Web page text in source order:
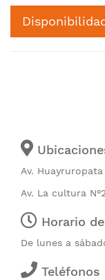
Av.
Av. La cultura
Horario
De lunes a
Teléfonos